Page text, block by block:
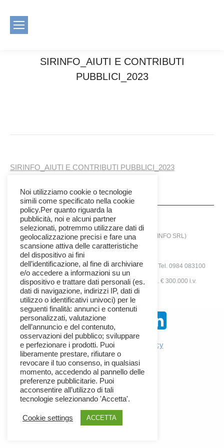
SIRINFO_AIUTI E CONTRIBUTI
PUBBLICI_2023
SIRINFO_AIUTI E CONTRIBUTI PUBBLICI_2023
© 2025 - SIRIANNI INFORMATICA SRL (SIRINFO SRL)
Società con unico socio
via A.Tenuta N°12 -Zona Ind. - 87036 Rende (CS) - Tel. 0984 083100
P.IVA 02409470784 | Rea N° 163224 | Cap. Soc. € 300.000 i.v.
sirinfo_menu
Noi utilizziamo cookie o tecnologie
simili come specificato nella cookie
policy.Per quanto riguarda la
pubblicità, noi e alcuni partner
selezionati, potremmo utilizzare dati di
geolocalizzazione precisi e fare una
scansione attiva delle caratteristiche
del dispositivo ai fini
dell’identificazione, al fine di archiviare
e/o accedere a informazioni su un
dispositivo e trattare dati personali (es.
dati di navigazione, indirizzi IP, dati di
utilizzo o identificativi univoci) per le
seguenti finalità: annunci e contenuti
personalizzati, valutazione
dell’annuncio e del contenuto,
osservazioni del pubblico; sviluppare
e perfezionare i prodotti. Puoi
liberamente prestare, rifiutare o
revocare il tuo consenso, in qualsiasi
momento, accedendo al pannello delle
preferenze pubblicitarie. Puoi
acconsentire all’utilizzo di tali
tecnologie selezionando 'Accetta'.
Cookie settings ACCETTA
Seguici Su:
Privacy Policy✦ Cookie Policy